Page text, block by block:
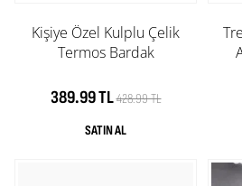
hediyekategorimizi ziyaret
Kişiye Özel Kulplu Çelik
Termos Bardak
389.99 TL428.99 TL